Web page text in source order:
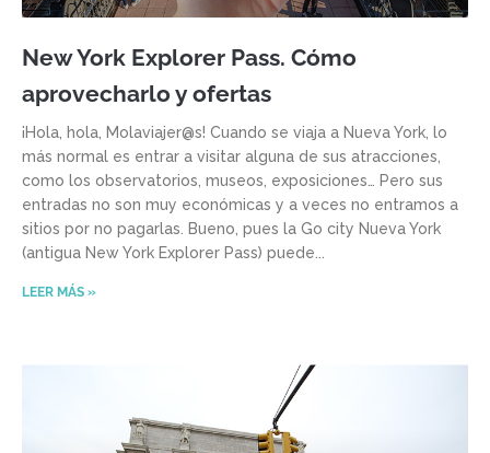
New York Explorer Pass. Cómo
aprovecharlo y ofertas
¡Hola, hola, Molaviajer@s! Cuando se viaja a Nueva York, lo
más normal es entrar a visitar alguna de sus atracciones,
como los observatorios, museos, exposiciones… Pero sus
entradas no son muy económicas y a veces no entramos a
sitios por no pagarlas. Bueno, pues la Go city Nueva York
(antigua New York Explorer Pass) puede
LEER MÁS »